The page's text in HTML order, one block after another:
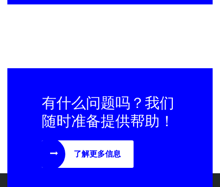
有什么问题吗？我们
随时准备提供帮助！
了解更多信息